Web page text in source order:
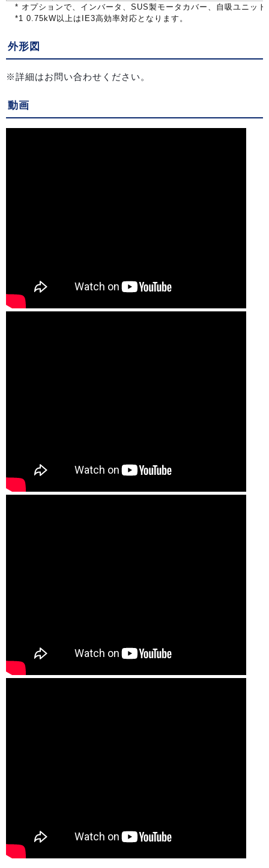
* オプションで、インバータ、 SUS製モータカバー、自吸ユニッ
*1 0.75kW 以上は IE3高効率対応となります。
外形図
※詳細はお問い合わせください。
動画